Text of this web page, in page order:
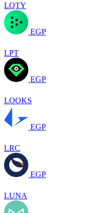
LQTY
EGP
LPT
EGP
LOOKS
EGP
LRC
EGP
LUNA